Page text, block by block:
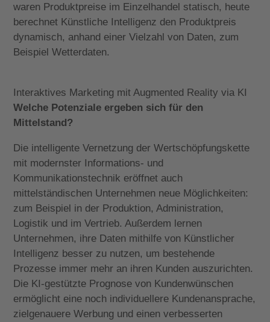
waren Produktpreise im Einzelhandel statisch, heute
berechnet Künstliche Intelligenz den Produktpreis
dynamisch, anhand einer Vielzahl von Daten, zum
Beispiel Wetterdaten.
Interaktives Marketing mit Augmented Reality via KI
Welche Potenziale ergeben sich für den
Mittelstand?
Die intelligente Vernetzung der Wertschöpfungskette
mit modernster Informations- und
Kommunikationstechnik eröffnet auch
mittelständischen Unternehmen neue Möglichkeiten:
zum Beispiel in der Produktion, Administration,
Logistik und im Vertrieb. Außerdem lernen
Unternehmen, ihre Daten mithilfe von Künstlicher
Intelligenz besser zu nutzen, um bestehende
Prozesse immer mehr an ihren Kunden auszurichten.
Die KI-gestützte Prognose von Kundenwünschen
ermöglicht eine noch individuellere Kundenansprache,
zielgenauere Werbung und einen verbesserten